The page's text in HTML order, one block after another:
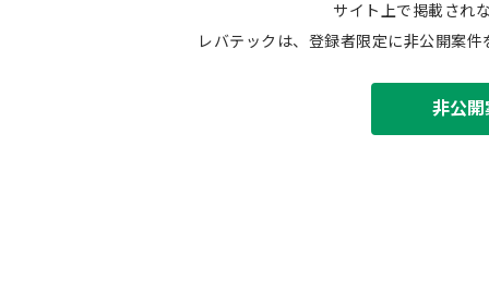
サイト上で掲載され
レバテックは、登録者限定に非公開案
非公